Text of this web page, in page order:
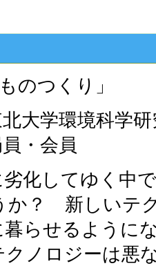
のつくり」
大学環境科学
・会員
化してゆく中
か？ 新しいテ
らせるように
クノロジーは